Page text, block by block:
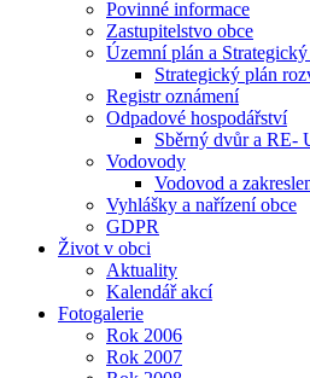
Povinné informace
Zastupitelstvo obce
Územní plán a
Strategický plán
Registr oznámení
Odpadové hospodářství
Sběrný dvůr a RE-
Vodovody
Vodovod a
Vyhlášky a nařízení obce
GDPR
Život v obci
Aktuality
Kalendář akcí
Fotogalerie
Rok 2006
Rok 2007